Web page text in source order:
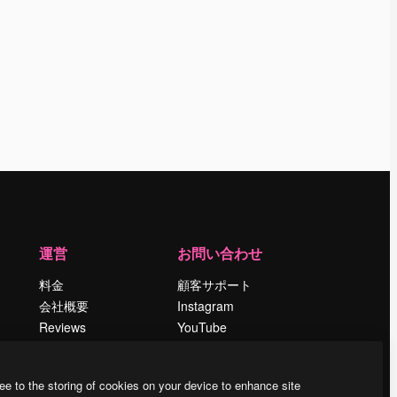
運営
料金
会社概要
Reviews
ブログ
お問い合わせ
顧客サポート
Instagram
YouTube
Discord
to the storing of cookies on your device to enhance site